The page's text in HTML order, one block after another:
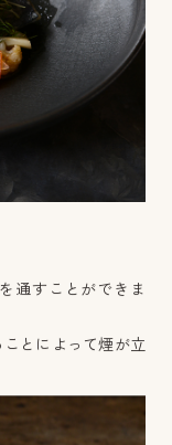
通すことができま
とによって煙が立